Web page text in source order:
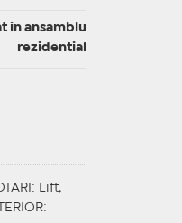
in ansamblu
rezidential
: Lift,
: